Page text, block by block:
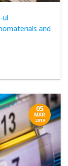
ul
and
05
MAR
2019